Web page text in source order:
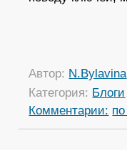
Автор: N.Bylavina
Категория: Блоги
Комментарии: